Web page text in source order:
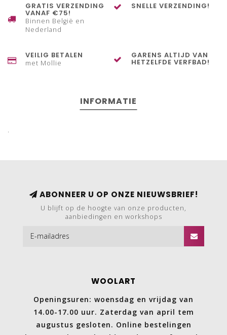
GRATIS VERZENDING
VANAF €75!
Binnen België en
Nederland
SNELLE VERZENDING!
VEILIG BETALEN
met Mollie
GARENS ALTIJD VAN
HETZELFDE VERFBAD!
INFORMATIE
.
ABONNEER U OP ONZE NIEUWSBRIEF!
U blijft op de hoogte van onze producten,
aanbiedingen en workshops
WOOLART
Openingsuren: woensdag en vrijdag van
14.00-17.00 uur. Zaterdag van april tem
augustus gesloten. Online bestelingen